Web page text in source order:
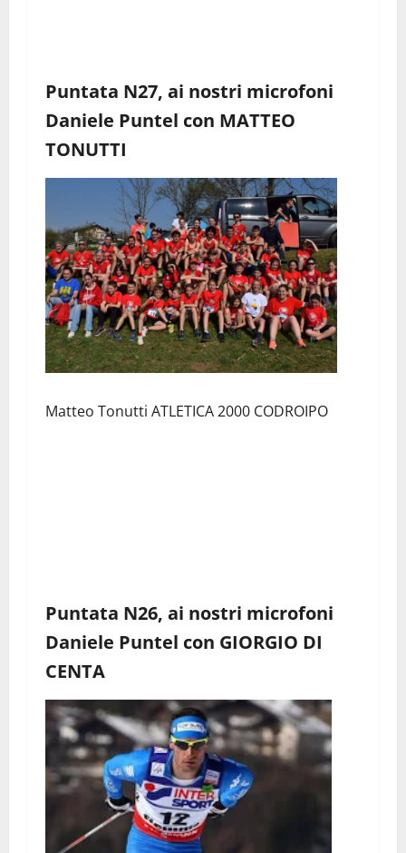
Puntata N27, ai nostri microfoni
Daniele Puntel con MATTEO
TONUTTI
Matteo Tonutti ATLETICA 2000 CODROIPO
Puntata N26, ai nostri microfoni
Daniele Puntel con GIORGIO DI
CENTA